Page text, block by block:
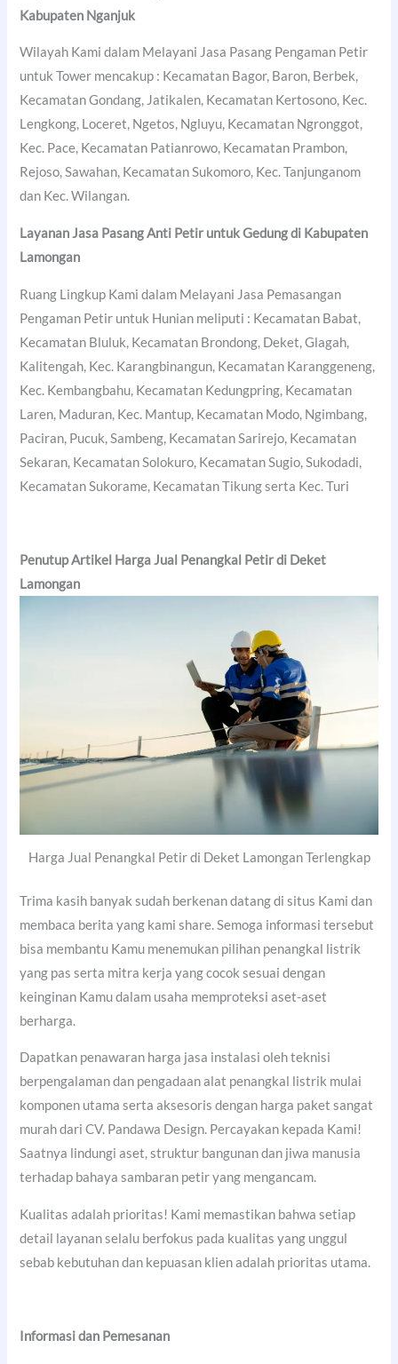
Kabupaten Nganjuk
Wilayah Kami dalam Melayani Jasa Pasang Pengaman Petir
untuk Tower mencakup : Kecamatan Bagor, Baron, Berbek,
Kecamatan Gondang, Jatikalen, Kecamatan Kertosono, Kec.
Lengkong, Loceret, Ngetos, Ngluyu, Kecamatan Ngronggot,
Kec. Pace, Kecamatan Patianrowo, Kecamatan Prambon,
Rejoso, Sawahan, Kecamatan Sukomoro, Kec. Tanjunganom
dan Kec. Wilangan.
Layanan Jasa Pasang Anti Petir untuk Gedung di Kabupaten
Lamongan
Ruang Lingkup Kami dalam Melayani Jasa Pemasangan
Pengaman Petir untuk Hunian meliputi : Kecamatan Babat,
Kecamatan Bluluk, Kecamatan Brondong, Deket, Glagah,
Kalitengah, Kec. Karangbinangun, Kecamatan Karanggeneng,
Kec. Kembangbahu, Kecamatan Kedungpring, Kecamatan
Laren, Maduran, Kec. Mantup, Kecamatan Modo, Ngimbang,
Paciran, Pucuk, Sambeng, Kecamatan Sarirejo, Kecamatan
Sekaran, Kecamatan Solokuro, Kecamatan Sugio, Sukodadi,
Kecamatan Sukorame, Kecamatan Tikung serta Kec. Turi
Penutup Artikel Harga Jual Penangkal Petir di Deket
Lamongan
Harga Jual Penangkal Petir di Deket Lamongan Terlengkap
Trima kasih banyak sudah berkenan datang di situs Kami dan
membaca berita yang kami share. Semoga informasi tersebut
bisa membantu Kamu menemukan pilihan penangkal listrik
yang pas serta mitra kerja yang cocok sesuai dengan
keinginan Kamu dalam usaha memproteksi aset-aset
berharga.
Dapatkan penawaran harga jasa instalasi oleh teknisi
berpengalaman dan pengadaan alat penangkal listrik mulai
komponen utama serta aksesoris dengan harga paket sangat
murah dari CV. Pandawa Design. Percayakan kepada Kami!
Saatnya lindungi aset, struktur bangunan dan jiwa manusia
terhadap bahaya sambaran petir yang mengancam.
Kualitas adalah prioritas! Kami memastikan bahwa setiap
detail layanan selalu berfokus pada kualitas yang unggul
sebab kebutuhan dan kepuasan klien adalah prioritas utama.
Informasi dan Pemesanan